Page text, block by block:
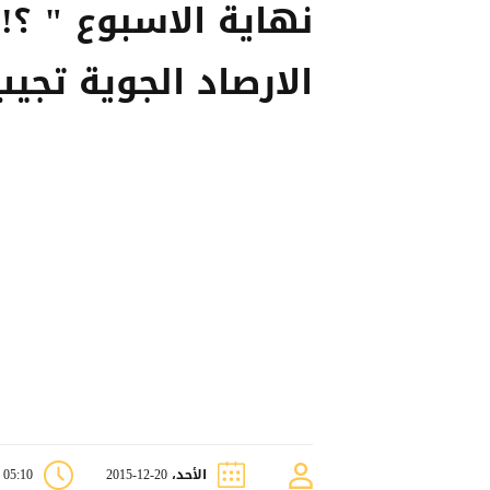
نهاية الاسبوع "
الارصاد الجوية
الأحد، 20-12-2015 05:10 م